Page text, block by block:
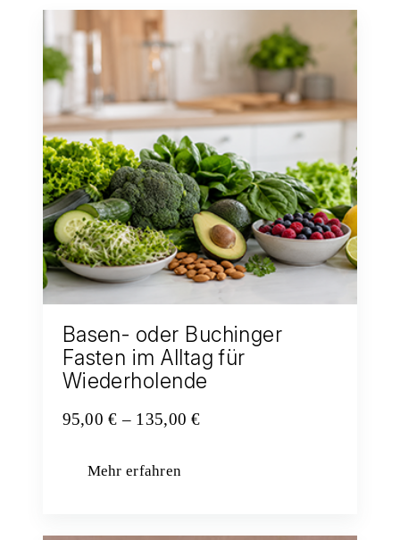
Basen- oder Buchinger
Fasten im Alltag für
Wiederholende
95,00€ – 135,00€Preisspanne:
Mehr erfahren